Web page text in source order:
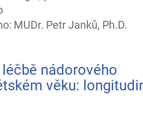
MUDr. Petr Janků, Ph.D.
nádorového
věku: